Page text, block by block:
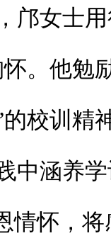
邝女士
。他勉
校训精
中涵养
情怀，